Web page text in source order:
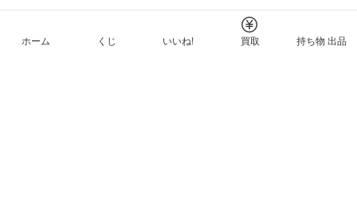
ホーム くじ いいね! 買取 持ち物 出品